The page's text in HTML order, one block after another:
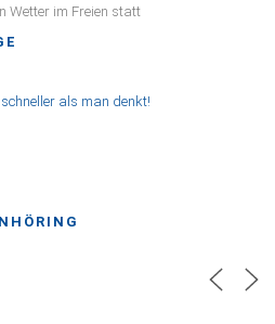
Wetter im Freien statt
als man denkt!